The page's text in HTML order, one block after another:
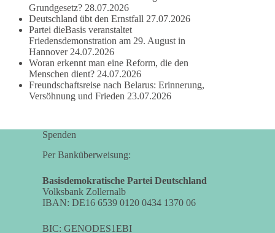
377 Auf Facebook ansehen
DieBasis
2 Tage(n) zuvor
Wusstest du, dass ein guter Antrag nicht besser
bestimmten Partei kommt?
Sachsen-Anhalt braucht Lösungen für Schule,
Kommunen. Diese Probleme werden nicht
kleiner, wenn im Landtag zuerst auf Parteifarbe
und erst danach auf den Inhalt geschaut wird.
Grundgesetz? 28.07.2026
Deutschland übt den Ernstfall 27.07.2026
Partei dieBasis veranstaltet
Friedensdemonstration am 29. August in
Hannover 24.07.2026
Woran erkennt man eine Reform, die den
Menschen dient? 24.07.2026
Freundschaftsreise nach Belarus: Erinnerung,
Versöhnung und Frieden 23.07.2026
Spenden
Per Banküberweisung:
Basisdemokratische Partei Deutschland
Volksbank Zollernalb
IBAN: DE16 6539 0120 0434 1370 06
BIC: GENODES1EBI